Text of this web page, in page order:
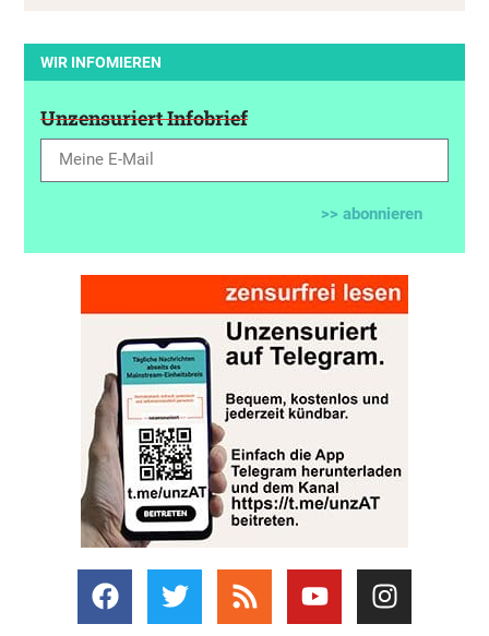
WIR INFOMIEREN
Unzensuriert Infobrief
>> abonnieren